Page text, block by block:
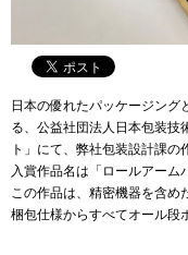
日本の優れたパッケージング
る、公益社団法人日本包装技
ト」にて、弊社包装設計課の
入賞作品名は「ロールアーム
この作品は、精密機器を含め
梱包仕様からすべてオール段